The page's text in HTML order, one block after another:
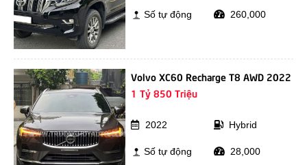
Số tự động 260,000
Volvo XC60 Recharge T8 AWD 2022
1 Tỷ 850 Triệu
2022 Hybrid
Số tự động 28,000